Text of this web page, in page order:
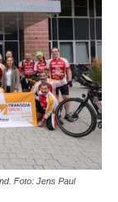
Foto: Jens Paul